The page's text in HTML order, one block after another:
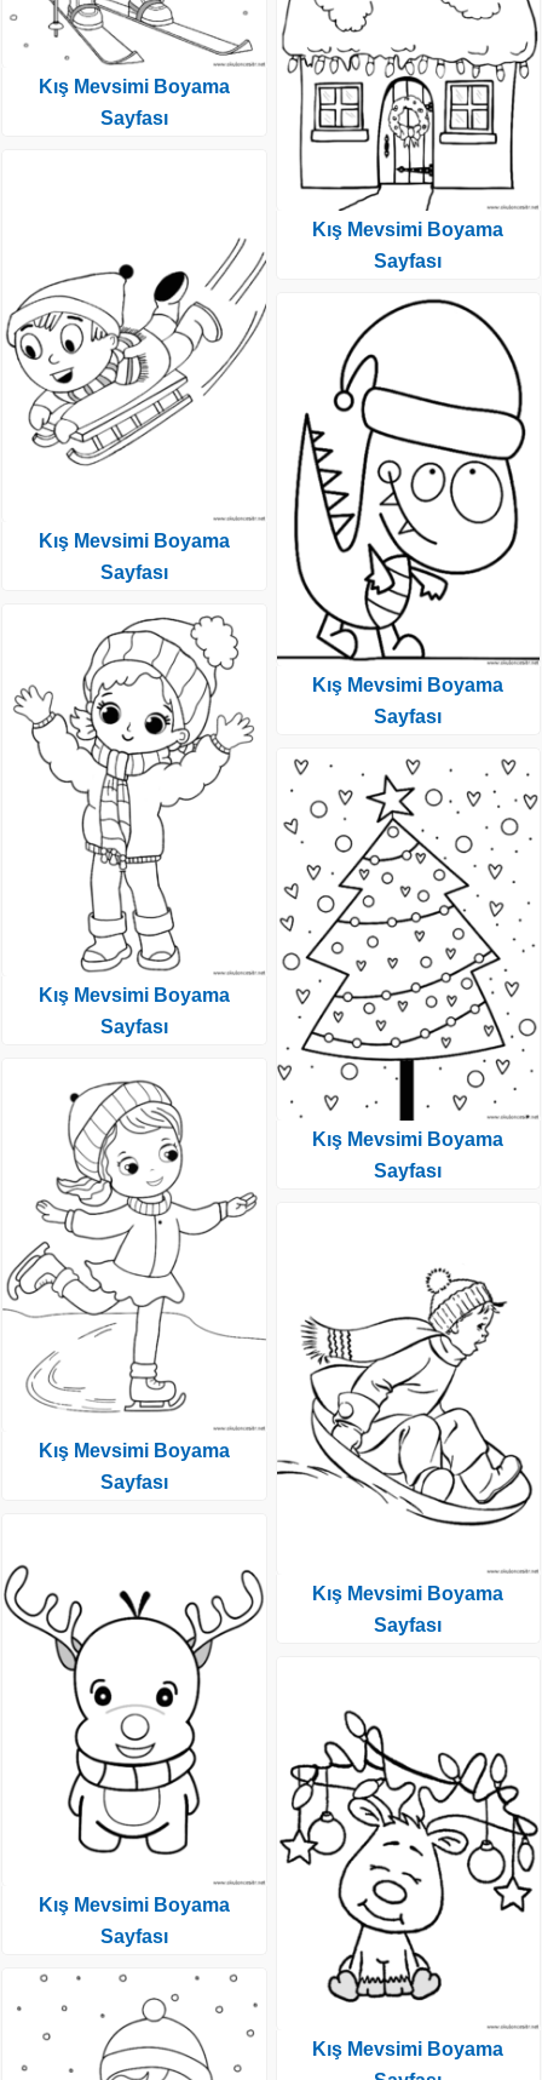
Kış Mevsimi Boyama
Sayfası
Kış Mevsimi Boyama
Sayfası
Kış Mevsimi Boyama
Sayfası
Kış Mevsimi Boyama
Sayfası
Kış Mevsimi Boyama
Sayfası
Kış Mevsimi Boyama
Sayfası
Kış Mevsimi Boyama
Sayfası
Kış Mevsimi Boyama
Sayfası
Kış Mevsimi Boyama
Sayfası
Kış Mevsimi Boyama